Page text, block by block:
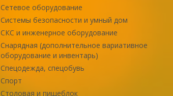
Сетевое оборудование
Системы безопасности и умный дом
СКС и инженерное оборудование
Снарядная (дополнительное вариативное
оборудование и инвентарь)
Спецодежда, спецобувь
Спорт
Столовая и пищеблок